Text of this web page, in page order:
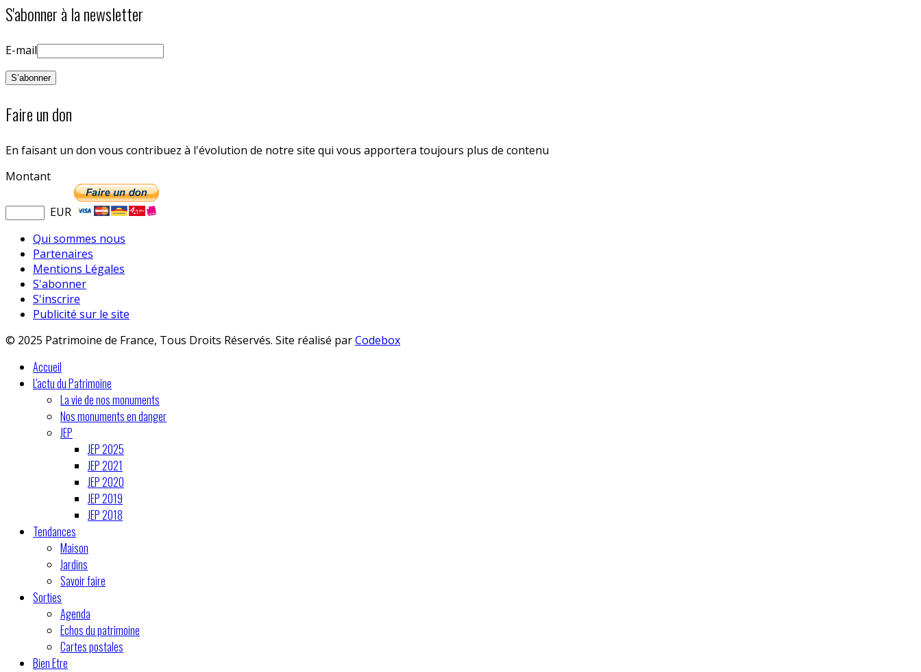
S'abonner à la newsletter
E-mail
Faire un don
En faisant un don vous contribuez à l'évolution de notre site qui vous apportera toujours plus de contenu
Montant
EUR
Qui sommes nous
Partenaires
Mentions Légales
S'abonner
S'inscrire
Publicité sur le site
© 2025 Patrimoine de France, Tous Droits Réservés. Site réalisé parCodebox
Accueil
L'actu du Patrimoine
La vie de nos monuments
Nos monuments en danger
JEP
JEP 2025
JEP 2021
JEP 2020
JEP 2019
JEP 2018
Tendances
Maison
Jardins
Savoir faire
Sorties
Agenda
Echos du patrimoine
Cartes postales
Bien Etre